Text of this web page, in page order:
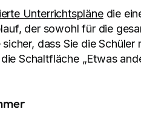
Unterrichtsplänedie
der sowohl für die
dass Sie die Schüler
Schaltfläche „Etwas